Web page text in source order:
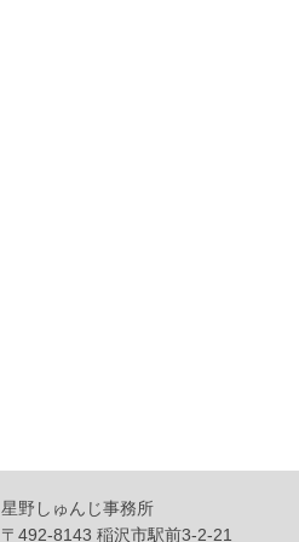
星野しゅんじ事務所
〒492-8143 稲沢市駅前3-2-21